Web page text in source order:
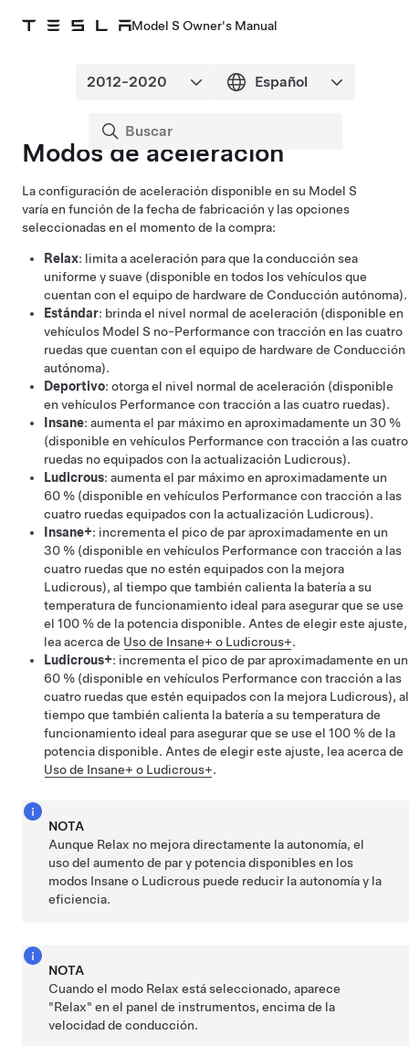
Model S Owner's Manual
Modos de aceleración
La configuración de aceleración disponible en su Model S
varía en función de la fecha de fabricación y las opciones
seleccionadas en el momento de la compra:
Relax: limita a aceleración para que la conducción sea
uniforme y suave (disponible en todos los vehículos que
cuentan con el equipo de hardware de Conducción autónoma).
Estándar: brinda el nivel normal de aceleración (disponible en
vehículos Model S no-Performance con tracción en las cuatro
ruedasque cuentan con el equipo de hardware de Conducción
autónoma).
Deportivo: otorga el nivel normal de aceleración (disponible
en vehículos Performance con tracción a las cuatro ruedas).
Insane: aumenta el par máximo en aproximadamente un 30 %
(disponible en vehículos Performance con tracción a las cuatro
ruedas no equipados con la actualización Ludicrous).
Ludicrous: aumenta el par máximo en aproximadamente un
60 % (disponible en vehículos Performance con tracción a las
cuatro ruedas equipados con la actualización Ludicrous).
Insane+: incrementa el pico de par aproximadamente en un
30 % (disponible en vehículos Performance con tracción a las
cuatro ruedas que no estén equipados con la mejora
Ludicrous), al tiempo que también calienta la batería a su
temperatura de funcionamiento ideal para asegurar que se use
el 100 % de la potencia disponible. Antes de elegir este ajuste,
lea acerca de Uso de Insane+ o Ludicrous+.
Ludicrous+: incrementa el pico de par aproximadamente en un
60 % (disponible en vehículos Performance con tracción a las
cuatro ruedas que estén equipados con la mejora Ludicrous), al
tiempo que también calienta la batería a su temperatura de
funcionamiento ideal para asegurar que se use el 100 % de la
potencia disponible. Antes de elegir este ajuste, lea acerca de
Uso de Insane+ o Ludicrous+.
NOTA
Aunque Relax no mejora directamente la autonomía, el
uso del aumento de par y potencia disponibles en los
modos Insane o Ludicrous puede reducir la autonomía y la
eficiencia.
NOTA
Cuando el modo Relax está seleccionado, aparece
"Relax" enel panel de instrumentos, encima de la
velocidad de conducción.